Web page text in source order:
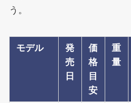
う。
モデル
発
売
日
価
格
目
安
重
量